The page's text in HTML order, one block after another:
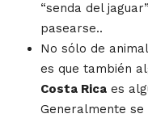
“senda del
pasearse..
No sólo de
es que también
Costa Rica es
Generalmente